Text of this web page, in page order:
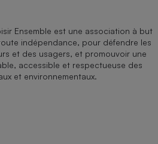
Ensemble est une association à but
indépendance, pour défendre les
et des usagers, et promouvoir une
accessible et respectueuse des
et environnementaux.